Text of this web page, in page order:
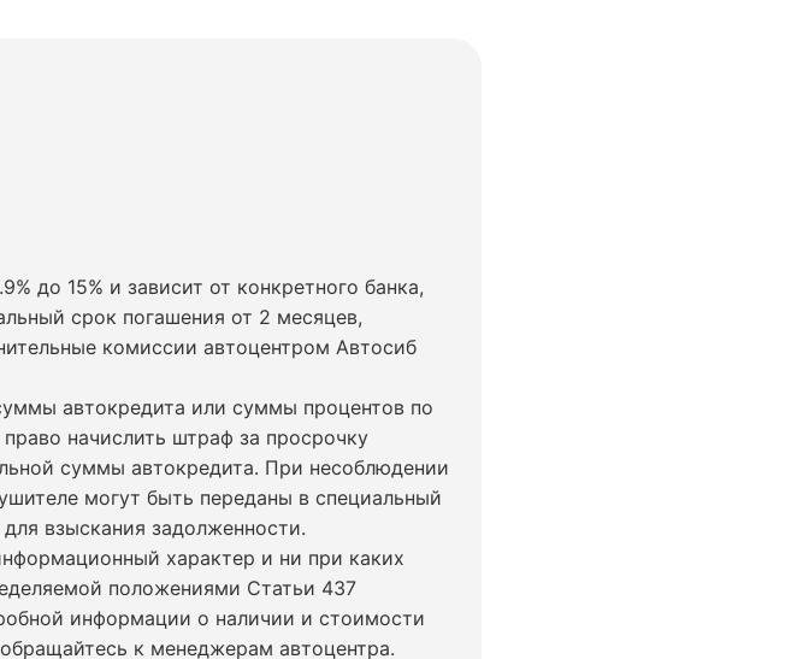
до 15% и зависит от конкретного банка,
срок погашения от 2 месяцев,
комиссии автоцентром Автосиб
автокредита или суммы процентов по
начислить штраф за просрочку
суммы автокредита. При несоблюдении
могут быть переданы в специальный
взыскания задолженности.
характер и ни при каких
положениями Статьи 437
информации о наличии и стоимости
к менеджерам автоцентра.